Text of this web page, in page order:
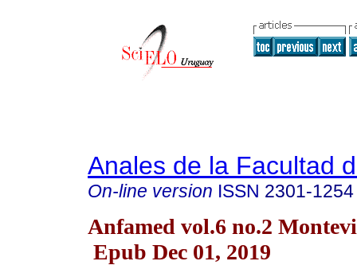
Anales de la Facultad
On-line version ISSN 2301-1254
Anfamed vol.6 no.2
Epub Dec 01, 2019